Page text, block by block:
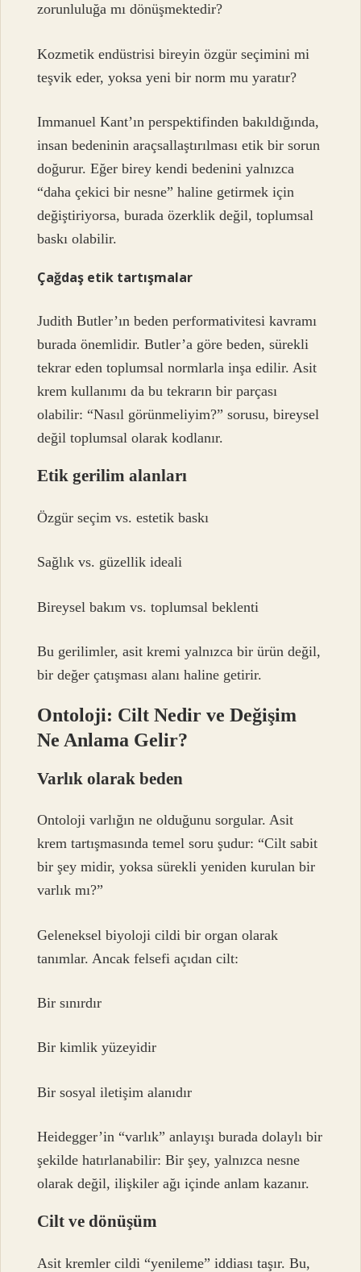
zorunluluğa mı dönüşmektedir?
Kozmetik endüstrisi bireyin özgür seçimini mi
teşvik eder, yoksa yeni bir norm mu yaratır?
Immanuel Kant’ın perspektifinden bakıldığında,
insan bedeninin araçsallaştırılması etik bir sorun
doğurur. Eğer birey kendi bedenini yalnızca
“daha çekici bir nesne” haline getirmek için
değiştiriyorsa, burada özerklik değil, toplumsal
baskı olabilir.
Çağdaş etik tartışmalar
Judith Butler’ın beden performativitesi kavramı
burada önemlidir. Butler’a göre beden, sürekli
tekrar eden toplumsal normlarla inşa edilir. Asit
krem kullanımı da bu tekrarın bir parçası
olabilir: “Nasıl görünmeliyim?” sorusu, bireysel
değil toplumsal olarak kodlanır.
Etik gerilim alanları
Özgür seçim vs. estetik baskı
Sağlık vs. güzellik ideali
Bireysel bakım vs. toplumsal beklenti
Bu gerilimler, asit kremi yalnızca bir ürün değil,
bir değer çatışması alanı haline getirir.
Ontoloji: Cilt Nedir ve Değişim
Ne Anlama Gelir?
Varlık olarak beden
Ontoloji varlığın ne olduğunu sorgular. Asit
krem tartışmasında temel soru şudur: “Cilt sabit
bir şey midir, yoksa sürekli yeniden kurulan bir
varlık mı?”
Geleneksel biyoloji cildi bir organ olarak
tanımlar. Ancak felsefi açıdan cilt:
Bir sınırdır
Bir kimlik yüzeyidir
Bir sosyal iletişim alanıdır
Heidegger’in “varlık” anlayışı burada dolaylı bir
şekilde hatırlanabilir: Bir şey, yalnızca nesne
olarak değil, ilişkiler ağı içinde anlam kazanır.
Cilt ve dönüşüm
Asit kremler cildi “yenileme” iddiası taşır. Bu,